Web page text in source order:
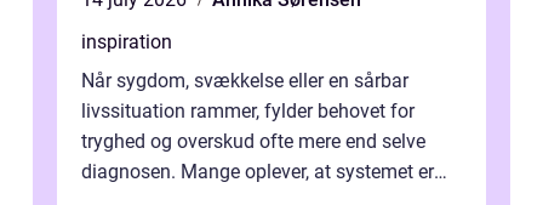
inspiration
Når sygdom, svækkelse eller en sårbar
livssituation rammer, fylder behovet for
tryghed og overskud ofte mere end selve
diagnosen. Mange oplever, at systemet er